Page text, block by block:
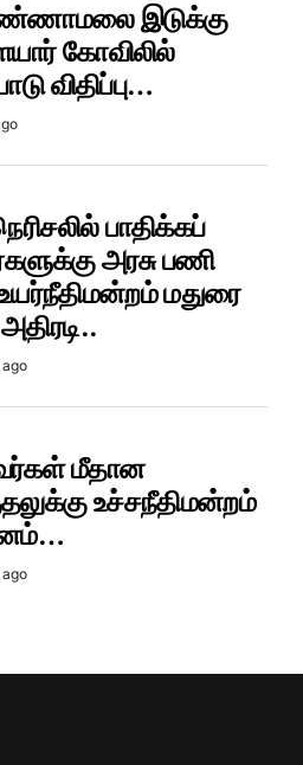
இடுக்கு
கோவிலில்
விதிப்பு…
பாதிக்கப்
அரசு பணி
மதுரை
மீதான
உச்சநீதிமன்றம்